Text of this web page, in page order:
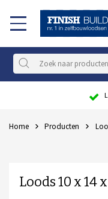
Home Producten
Loods 10 x 14